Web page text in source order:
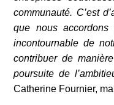
communauté. C’est
que nous
incontournable de
contribuer de
poursuite de
Catherine Fournier,